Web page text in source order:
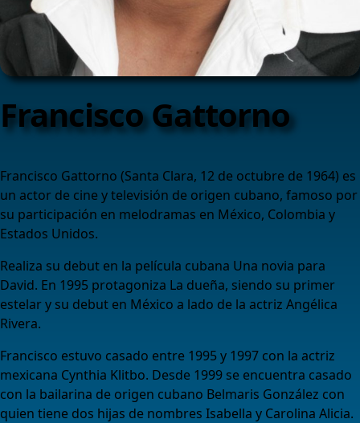
Francisco Gattorno
Francisco Gattorno (Santa Clara, 12 de octubre de 1964) es
un actor de cine y televisión de origen cubano, famoso por
su participación en melodramas en México, Colombia y
Estados Unidos.
Realiza su debut en la película cubana Una novia para
David. En 1995 protagoniza La dueña, siendo su primer
estelar y su debut en México a lado de la actriz Angélica
Rivera.
Francisco estuvo casado entre 1995 y 1997 con la actriz
mexicana Cynthia Klitbo. Desde 1999 se encuentra casado
con la bailarina de origen cubano Belmaris González con
quien tiene dos hijas de nombres Isabella y Carolina Alicia.